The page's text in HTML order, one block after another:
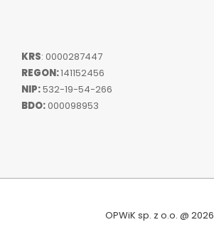
KRS: 0000287447
REGON:141152456
NIP:532-19-54-266
BDO:000098953
OPWiK sp. z o.o. @ 2026